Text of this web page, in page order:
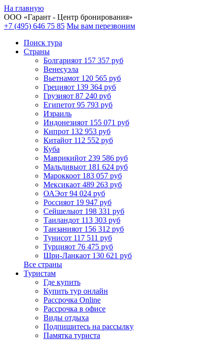
На главную
ООО «Гарант - Центр бронирования»
+7 (495) 646 75 85 Мы вам перезвоним
Поиск тура
Cтраны
Болгарияот 157 357 руб
Венесуэла
Вьетнамот 120 565 руб
Грецияот 139 364 руб
Грузияот 87 240 руб
Египетот 95 793 руб
Израиль
Индонезияот 155 071 руб
Кипрот 132 953 руб
Китайот 112 552 руб
Куба
Маврикийот 239 586 руб
Мальдивыот 181 624 руб
Мароккоот 183 057 руб
Мексикаот 489 263 руб
ОАЭот 94 024 руб
Россияот 19 947 руб
Сейшелыот 198 331 руб
Таиландот 113 303 руб
Танзанияот 156 312 руб
Тунисот 117 511 руб
Турцияот 76 475 руб
Шри-Ланкаот 130 621 руб
Все страны
Туристам
Где купить
Купить тур онлайн
Рассрочка Online
Рассрочка в офисе
Виды отдыха
Подпишитесь на рассылку
Памятка туриста